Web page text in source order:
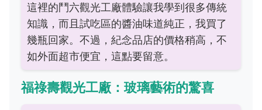
這裡的鬥六觀光工廠體驗讓我學到很多傳統
知識，而且試吃區的醬油味道純正，我買了
幾瓶回家。不過，紀念品店的價格稍高，不
如外面超市便宜，這點要留意。
福祿壽觀光工廠：玻璃藝術的驚喜